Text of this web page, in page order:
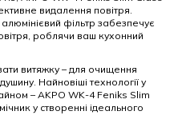
видалення повітря.
фільтр забезпечує
роблячи ваш кухонний
витяжку – для очищення
Найновіші технології у
– AKPO WK-4 Feniks Slim
у створенні ідеального